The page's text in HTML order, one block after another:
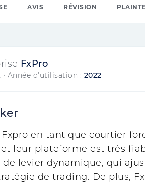
AVIS RÉVISION
FxPro
• Année d'utilisation : 2022
Fxpro en tant que courtier
leur plateforme est très
de levier dynamique, qui
de trading. De plus,